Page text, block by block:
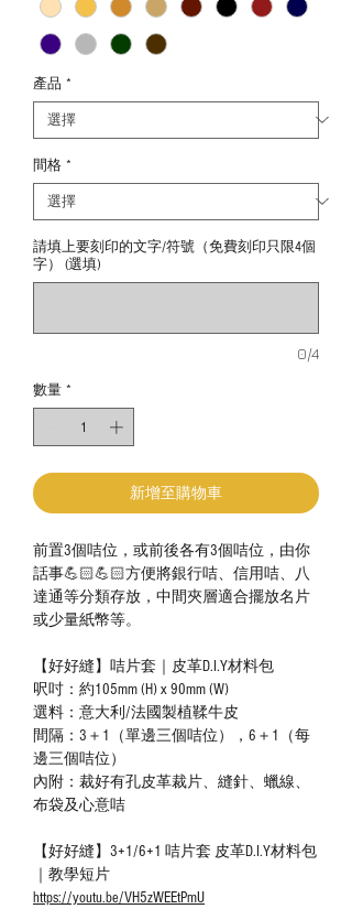
產品 *
間格 *
請填上要刻印的文字/符號（免費刻印只限4個
字） (選填)
0/4
數量 *
新增至購物車
前置3個咭位，或前後各有3個咭位，由你
話事💪🏻💪🏻方便將銀行咭、信用咭、八
達通等分類存放，中間夾層適合擺放名片
或少量紙幣等。
【好好縫】咭片套｜皮革D.I.Y材料包
呎吋：約105mm (H) x 90mm (W)
選料：意大利/法國製植鞣牛皮
間隔：3＋1（單邊三個咭位），6＋1（每
邊三個咭位）
內附：裁好有孔皮革裁片、縫針、蠟線、
布袋及心意咭
【好好縫】3+1/6+1 咭片套 皮革D.I.Y材料包
｜教學短片
https://youtu.be/VH5zWEEtPmU